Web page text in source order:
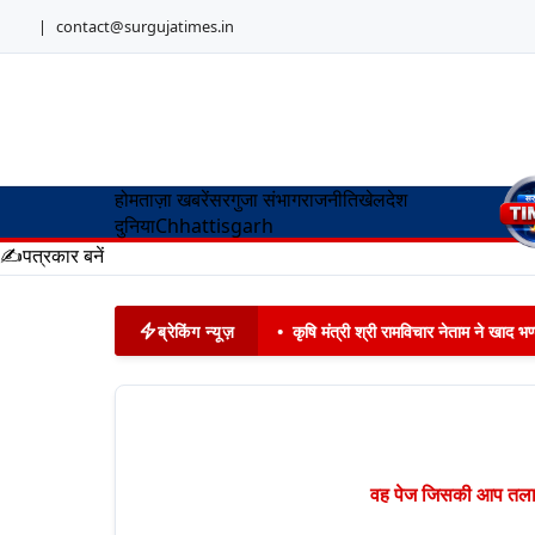
| contact@surgujatimes.in
होमताज़ा खबरेंसरगुजा संभागराजनीतिखेलदेश
दुनियाChhattisgarh
✍️पत्रकार बनें
ब्रेकिंग न्यूज़ • कृषि मंत्री श्री रामविचार नेताम ने खाद
वह पेज जिसकी आप